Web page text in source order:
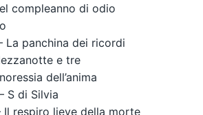
compleanno di odio
La panchina dei ricordi
e tre
dell’anima
S di Silvia
Il respiro lieve della morte